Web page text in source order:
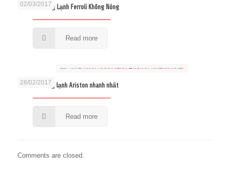
02/03/2017
Sửa Bình Nóng Lạnh Ferroli Không Nóng
Read more
28/02/2017
Sửa bình nóng lạnh Ariston nhanh nhất
Read more
Comments are closed.